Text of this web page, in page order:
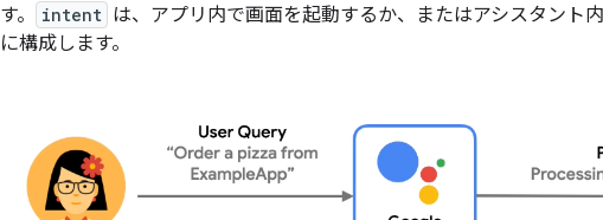
す。
intent は、アプリ内で画面を起動するか、またはアシスタント
に構成します。